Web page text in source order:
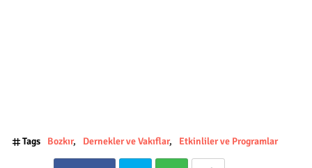
Tags Bozkır Dernekler ve Vakıflar Etkinliler ve Programlar